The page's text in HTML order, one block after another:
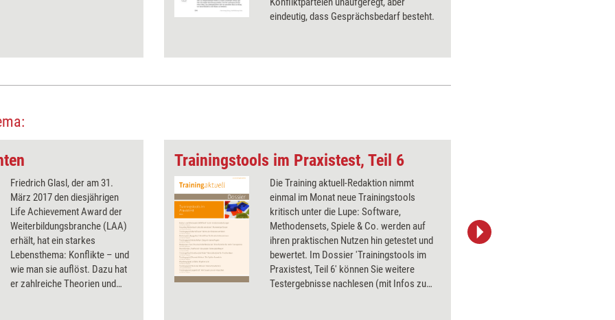
eindeutig, dass Gesprächsbedarf besteht.
Friedrich Glasl, der am 31.
März 2017 den diesjährigen
Life Achievement Award der
Weiterbildungsbranche (LAA)
erhält, hat ein starkes
Lebensthema: Konflikte – und
wie man sie auflöst. Dazu hat
er zahlreiche Theorien und
Trainingstools im Praxistest, Teil 6
Die Training aktuell-Redaktion nimmt
einmal im Monat neue Trainingstools
kritisch unter die Lupe: Software,
Methodensets, Spiele & Co. werden auf
ihren praktischen Nutzen hin getestet und
bewertet. Im Dossier 'Trainingstools im
Praxistest, Teil 6' können Sie weitere
Testergebnisse nachlesen (mit Infos zu